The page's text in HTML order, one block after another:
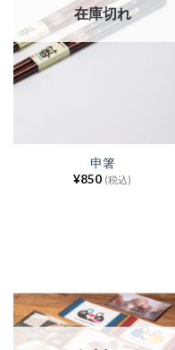
在庫切れ
申箸
¥850 (税込)